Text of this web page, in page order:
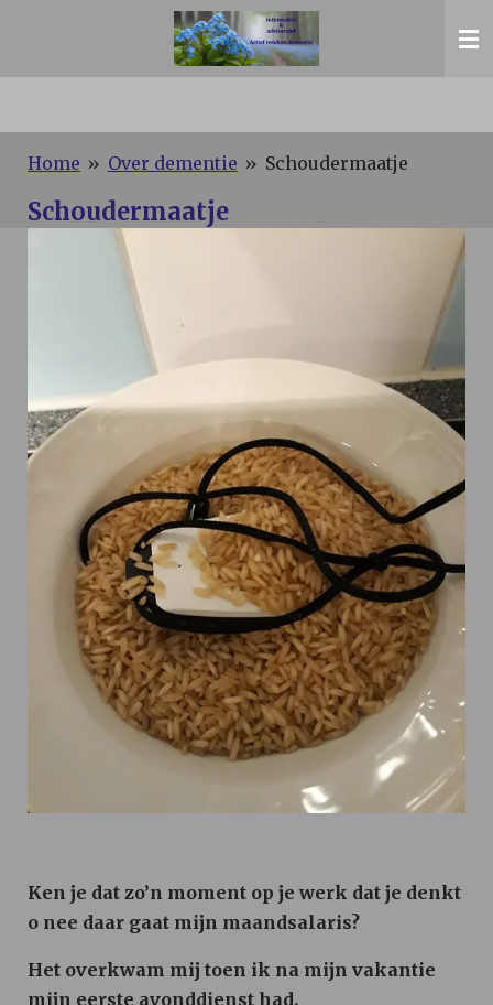
Home » Over dementie » Schoudermaatje
Schoudermaatje
Ken je dat zo’n moment op je werk dat je denkt
o nee daar gaat mijn maandsalaris?
Het overkwam mij toen ik na mijn vakantie
mijn eerste avonddienst had.